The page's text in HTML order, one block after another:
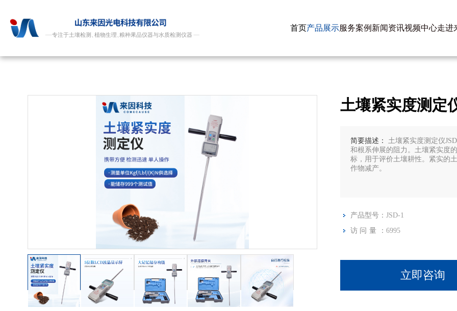
首页产品展示服务案例 新闻资讯视频中心走进
土壤紧实度测定
简要描述：
土壤紧实度测定仪
和根系伸展的阻力。土壤紧实度
标，用于评价土壤耕性。紧实的
作物减产。
产品型号： JSD-1
访问量： 6995
立即咨询